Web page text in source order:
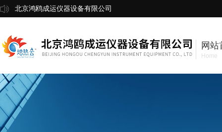
北京鸿鸥成运仪器设备有限公司
网站
Home